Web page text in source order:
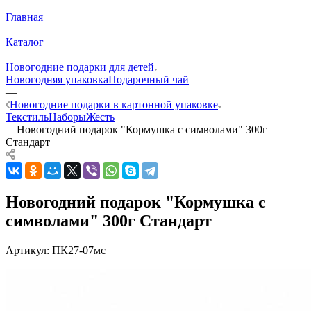
Главная
—
Каталог
—
Новогодние подарки для детей
Новогодняя упаковкаПодарочный чай
—
Новогодние подарки в картонной упаковке
ТекстильНаборыЖесть
—Новогодний подарок "Кормушка с символами" 300г
Стандарт
Новогодний подарок "Кормушка с
символами" 300г Стандарт
Артикул: ПК27-07мс